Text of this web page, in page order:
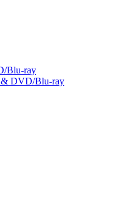
Blu-ray
& DVD/Blu-ray